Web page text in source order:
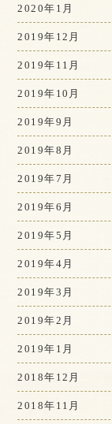
2020年1月
2019年12月
2019年11月
2019年10月
2019年9月
2019年8月
2019年7月
2019年6月
2019年5月
2019年4月
2019年3月
2019年2月
2019年1月
2018年12月
2018年11月